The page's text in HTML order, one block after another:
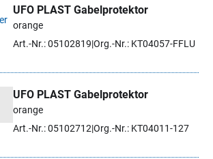
UFO PLAST Gabelprotektor
orange
Art.-Nr.: 05102819 Org.-Nr.: KT04057-FFLU
UFO PLAST Gabelprotektor
orange
Art.-Nr.: 05102712 Org.-Nr.: KT04011-127